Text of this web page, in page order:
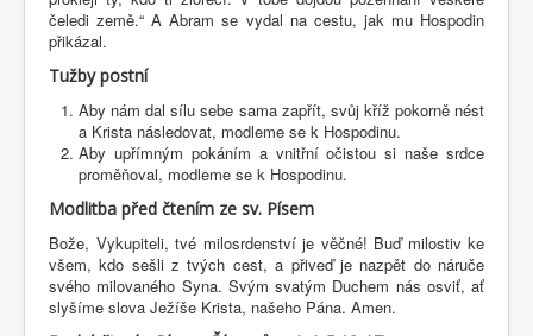
čeledi země.“ A Abram se vydal na cestu, jak mu Hospodin
přikázal.
Tužby postní
Aby nám dal sílu sebe sama zapřít, svůj kříž pokorně nést
a Krista následovat, modleme se k Hospodinu.
Aby upřímným pokáním a vnitřní očistou si naše srdce
proměňoval, modleme se k Hospodinu.
Modlitba před čtením ze sv. Písem
Bože, Vykupiteli, tvé milosrdenství je věčné! Buď milostiv ke
všem, kdo sešli z tvých cest, a přiveď je nazpět do náruče
svého milovaného Syna. Svým svatým Duchem nás osviť, ať
slyšíme slova Ježíše Krista, našeho Pána. Amen.